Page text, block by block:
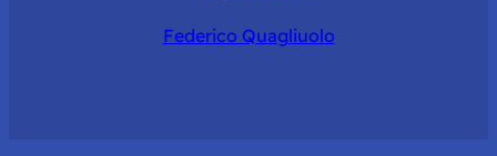
Federico Quagliuolo